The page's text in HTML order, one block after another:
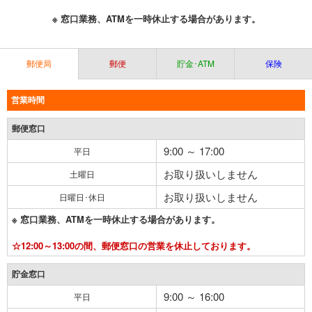
※ 窓口業務、ATMを一時休止する場合があります。
郵便局 郵便 貯金･ATM 保険
営業時間
郵便窓口
平日 9:00 ～ 17:00
土曜日 お取り扱いしません
日曜日･休日 お取り扱いしません
※ 窓口業務、ATMを一時休止する場合があります。
☆12:00～13:00の間、郵便窓口の営業を休止しております。
貯金窓口
平日 9:00 ～ 16:00